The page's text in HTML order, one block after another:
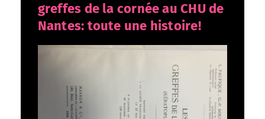
greffes de la cornée au CHU de
Nantes: toute une histoire!